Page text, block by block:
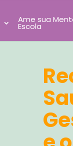
Ame sua
Escola